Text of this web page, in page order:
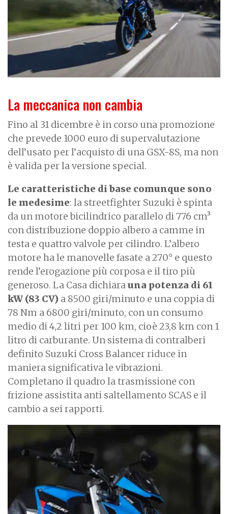
La meccanica non cambia
Fino al 31 dicembre è in corso una promozione
che prevede 1000 euro di supervalutazione
dell’usato per l’acquisto di una GSX-8S, ma non
è valida per la versione special.
Le caratteristiche di base comunque sono
le medesime: la streetfighter Suzuki è spinta
da un motore bicilindrico parallelo di 776 cm³
con distribuzione doppio albero a camme in
testa e quattro valvole per cilindro. L’albero
motore ha le manovelle fasate a 270° e questo
rende l’erogazione più corposa e il tiro più
generoso. La Casa dichiarauna potenza di 61
kW (83 CV) a 8500 giri/minuto e una coppia di
78 Nm a 6800 giri/minuto, con un consumo
medio di 4,2 litri per 100 km, cioè 23,8 km con 1
litro di carburante. Un sistema di contralberi
definito Suzuki Cross Balancer riduce in
maniera significativa le vibrazioni.
Completano il quadro la trasmissione con
frizione assistita anti saltellamento SCAS e il
cambio a sei rapporti.
m